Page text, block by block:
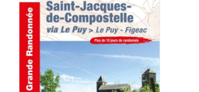
AJOUTER AU PANIER
/